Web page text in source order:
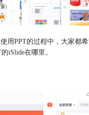
用PPT的过程中，大家
iSlide在哪里。